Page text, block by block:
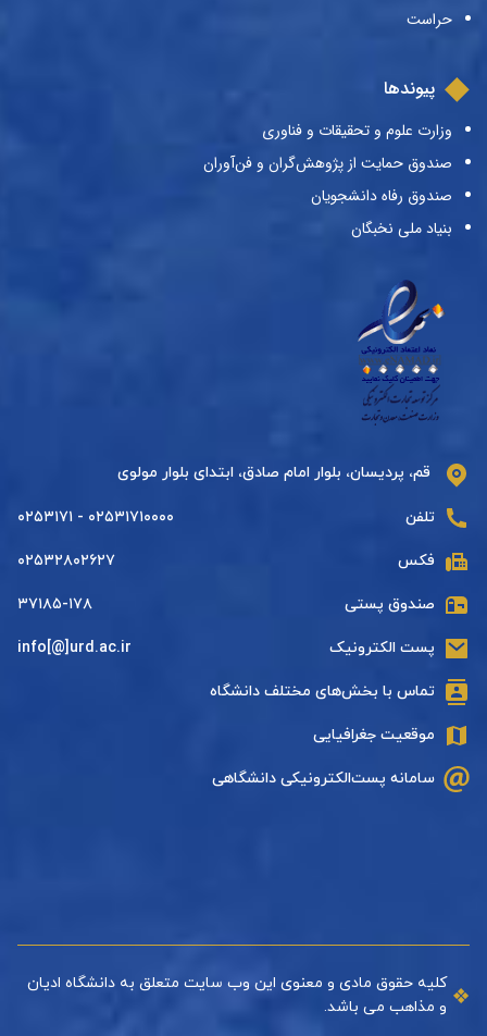
حراست
پیوندها
وزارت علوم و تحقیقات و فناوری
صندوق حمایت از پژوهش‌گران و فن‌آوران
صندوق رفاه دانشجویان
بنیاد ملی نخبگان
قم، پردیسان، بلوار امام صادق، ابتدای بلوار مولوی
تلفن ۰۲۵۳۱۷۱۰۰۰۰ - ۰۲۵۳۱۷۱
فکس ۰۲۵۳۲۸۰۲۶۲۷
صندوق پستی ۳۷۱۸۵-۱۷۸
پست الکترونیک info[@]urd.ac.ir
تماس با بخش‌های مختلف دانشگاه
موقعیت جغرافیایی
سامانه پست‌الکترونیکی دانشگاهی
کلیه حقوق مادی و معنوی این وب سایت متعلق به دانشگاه ادیان
و مذاهب می باشد.